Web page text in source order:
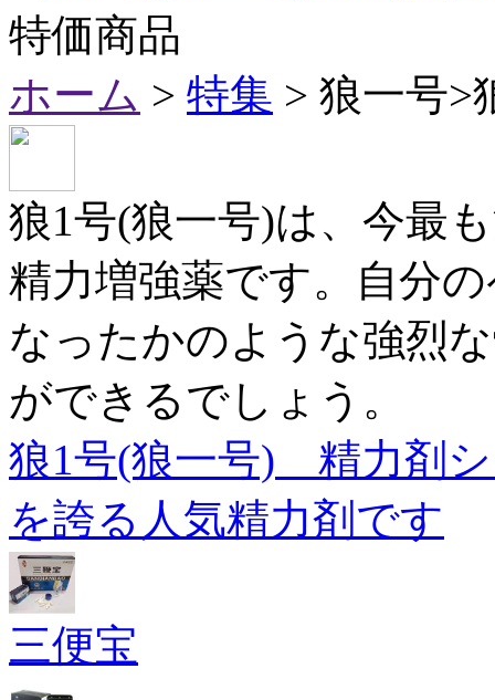
特価商品
ホーム > 特集 > 狼一号>
狼1号(狼一号)は、今最
精力増強薬です。自分
なったかのような強烈
ができるでしょう。
狼1号(狼一号) 精力剤
を誇る人気精力剤です
三便宝